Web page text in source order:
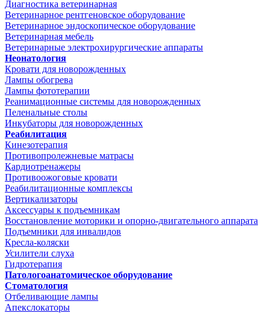
Диагностика ветеринарная
Ветеринарное рентгеновское оборудование
Ветеринарное эндоскопическое оборудование
Ветеринарная мебель
Ветеринарные электрохирургические аппараты
Неонатология
Кровати для новорожденных
Лампы обогрева
Лампы фототерапии
Реанимационные системы для новорожденных
Пеленальные столы
Инкубаторы для новорожденных
Реабилитация
Кинезотерапия
Противопролежневые матрасы
Кардиотренажеры
Противоожоговые кровати
Реабилитационные комплексы
Вертикализаторы
Аксессуары к подъемникам
Восстановление моторики и опорно-двигательного аппарата
Подъемники для инвалидов
Кресла-коляски
Усилители слуха
Гидротерапия
Патологоанатомическое оборудование
Стоматология
Отбеливающие лампы
Апекслокаторы